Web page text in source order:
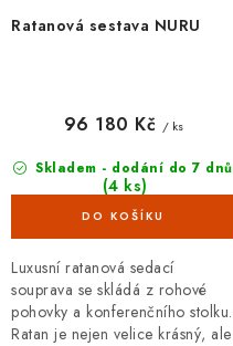
ů
t
Ratanová sestava NURU
Skladem - dodání do 7 dnů
(4 ks)
96 180 Kč / ks
Luxusní ratanová sedací
souprava se skládá z rohové
pohovky a konferenčního stolku.
Ratan je nejen velice krásný, ale